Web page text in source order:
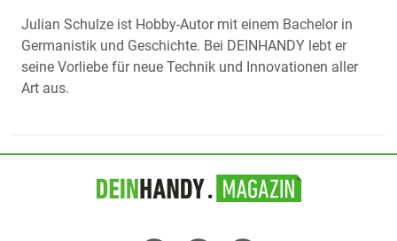
Julian Schulze ist Hobby-Autor mit einem Bachelor in
Germanistik und Geschichte. Bei DEINHANDY lebt er
seine Vorliebe für neue Technik und Innovationen aller
Art aus.